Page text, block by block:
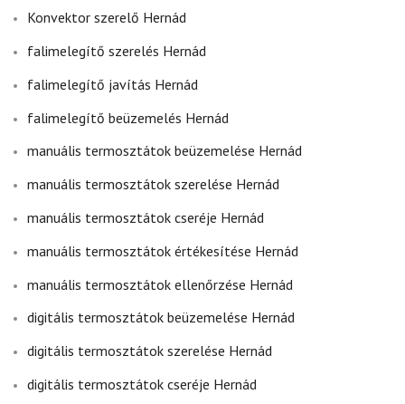
Konvektor szerelő Hernád
falimelegítő szerelés Hernád
falimelegítő javítás Hernád
falimelegítő beüzemelés Hernád
manuális termosztátok beüzemelése Hernád
manuális termosztátok szerelése Hernád
manuális termosztátok cseréje Hernád
manuális termosztátok értékesítése Hernád
manuális termosztátok ellenőrzése Hernád
digitális termosztátok beüzemelése Hernád
digitális termosztátok szerelése Hernád
digitális termosztátok cseréje Hernád